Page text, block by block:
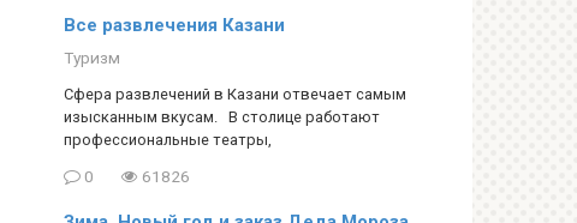
Все развлечения Казани
Туризм
Сфера развлечений в Казани отвечает самым
изысканным вкусам. В столице работают
профессиональные театры,
0 61826